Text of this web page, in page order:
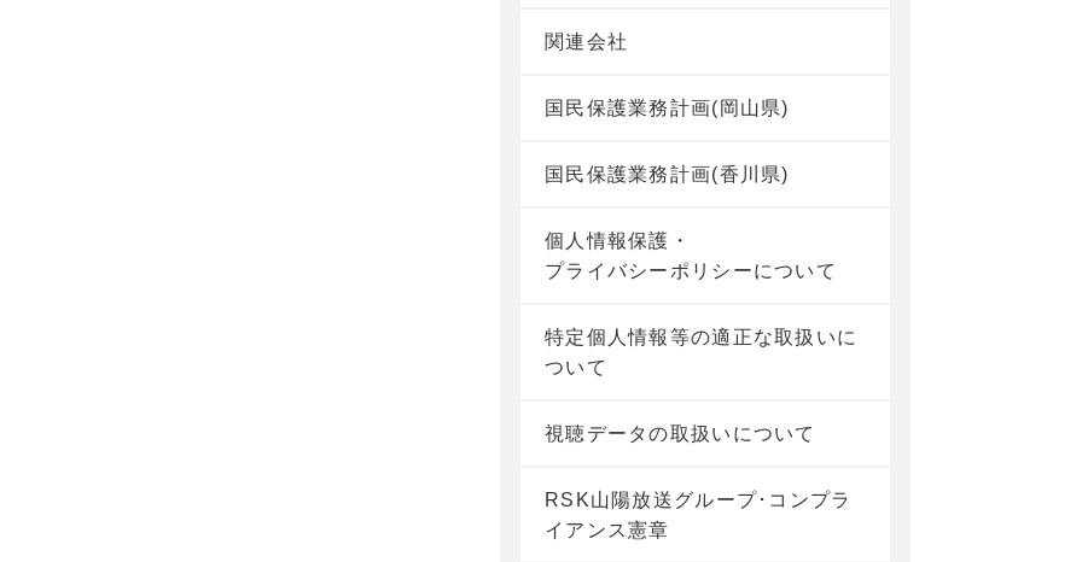
関連会社
国民保護業務計画(岡山県)
国民保護業務計画(香川県)
個人情報保護・
プライバシーポリシーについて
特定個人情報等の適正な取扱いに
ついて
視聴データの取扱いについて
RSK山陽放送グループ･コンプラ
イアンス憲章